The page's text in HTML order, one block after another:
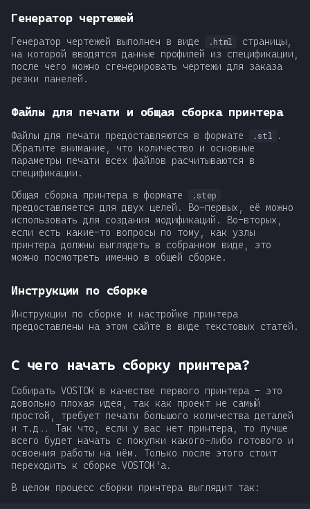
Генератор чертежей
Генератор чертежей выполнен в виде .html
страницы,
на которой вводятся данные профилей из спецификации,
после чего можно сгенерировать чертежи для заказа
резки панелей.
Файлы для печати и общая сборка принтера
Файлы для печати предоставляются в формате .stl
.
Обратите внимание, что количество и основные
параметры печати всех файлов расчитываются в
спецификации.
Общая сборка принтера в формате
.step
предоставляется для двух целей. Во-первых, её можно
использовать для создания модификаций. Во-вторых,
если есть какие-то вопросы по тому, как узлы
принтера должны выглядеть в собранном виде, это
можно посмотреть именно в общей сборке.
Инструкции по сборке
Инструкции по сборке и настройке принтера
предоставлены на этом сайте в виде текстовых статей.
С чего начать сборку принтера?
Собирать VOSTOK в качестве первого принтера - это
довольно плохая идея, так как проект не самый
простой, требует печати большого количества деталей
и т.д.. Так что, если у вас нет принтера, то лучше
всего будет начать с покупки какого-либо готового и
освоения работы на нём. Только после этого стоит
переходить к сборке VOSTOK'а.
В целом процесс сборки принтера выглядит так: